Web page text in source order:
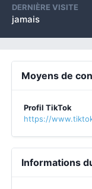
DERNIÈRE VISITE
jamais
Moyens de
Profil TikTok
https://
Informations